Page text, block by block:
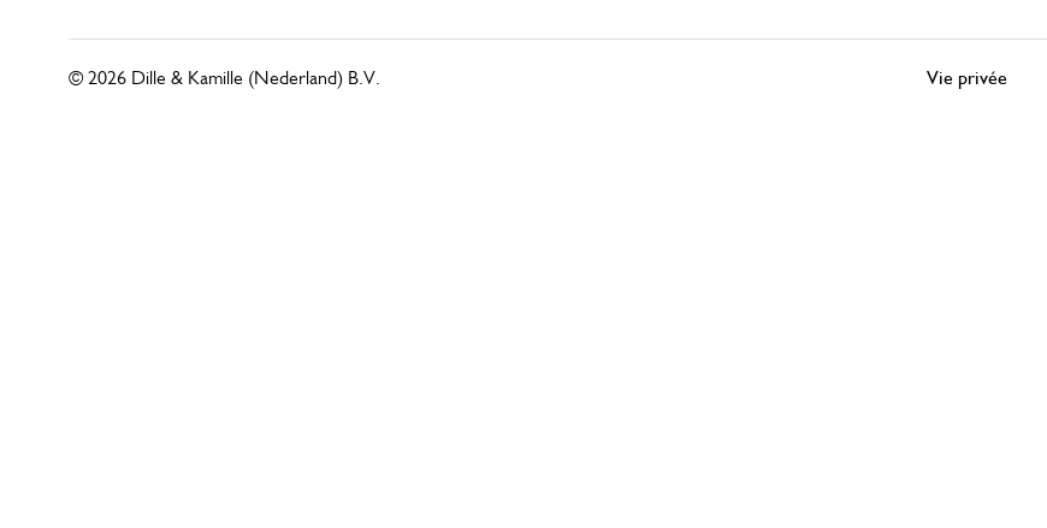
Vie privée
© 2026 Dille & Kamille (Nederland) B.V.